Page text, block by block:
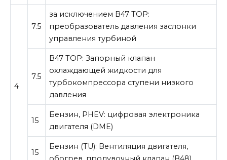
4
7.5
за исключением B47 TOP:
преобразователь давления заслонки
управления турбиной
7.5
B47 TOP: Запорный клапан
охлаждающей жидкости для
турбокомпрессора ступени низкого
давления
15
Бензин, PHEV: цифровая электроника
двигателя (DME)
15
Бензин (TU): Вентиляция двигателя,